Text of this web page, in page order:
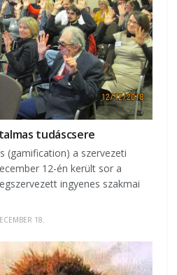
tudáscsere
(gamification) a szervezeti
12-én került sor a
ingyenes szakmai
18.